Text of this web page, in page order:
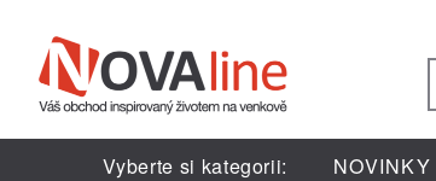
Vyberte si kategorii: NOVINKY